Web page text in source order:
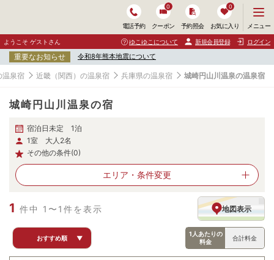
電話予約 クーポン
0
予約照会 お気に入り
0
ニ
ュ
ー
開
く
メニュー
ようこそ ゲストさん ゆこゆこについて 新規会員登録 ログイン
重要なお知らせ 令和8年熊本地震について
温泉宿 近畿（関西）の温泉宿 兵庫県の温泉宿 城崎円山川温泉の温泉宿
城崎円山川温泉の宿
宿泊日未定 1泊
1室 大人2名
その他の条件(0)
エリア・ 条件変更
1 件中 1〜1件を表示 地図表示
おすすめ順 ▼
1人あたりの
料金
合計料金